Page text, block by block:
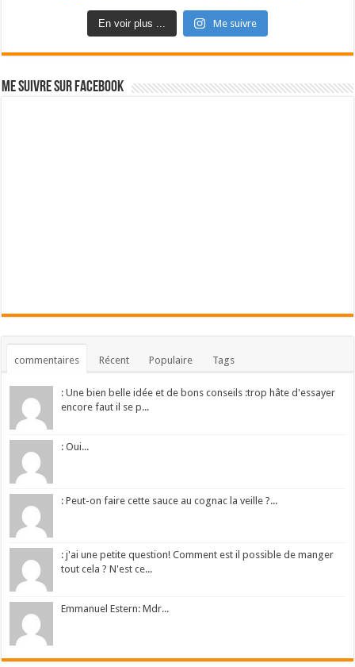
En voir plus ... Me suivre
Me suivre sur Facebook
commentaires Récent Populaire Tags
: Une bien belle idée et de bons conseils :trop hâte d'essayer
encore faut il se p...
: Oui...
: Peut-on faire cette sauce au cognac la veille ?...
: j'ai une petite question! Comment est il possible de manger
tout cela ? N'est ce...
Emmanuel Estern: Mdr...